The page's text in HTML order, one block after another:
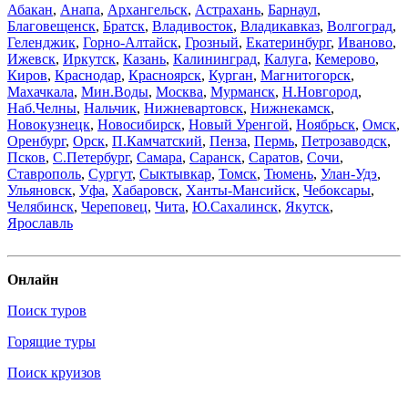
Абакан, Анапа, Архангельск, Астрахань, Барнаул,
Благовещенск, Братск, Владивосток, Владикавказ, Волгоград,
Геленджик, Горно-Алтайск, Грозный, Екатеринбург, Иваново,
Ижевск, Иркутск, Казань, Калининград, Калуга, Кемерово,
Киров, Краснодар, Красноярск, Курган, Магнитогорск,
Махачкала, Мин.Воды, Москва, Мурманск, Н.Новгород,
Наб.Челны, Нальчик, Нижневартовск, Нижнекамск,
Новокузнецк, Новосибирск, Новый Уренгой, Ноябрьск, Омск,
Оренбург, Орск, П.Камчатский, Пенза, Пермь, Петрозаводск,
Псков, С.Петербург, Самара, Саранск, Саратов, Сочи,
Ставрополь, Сургут, Сыктывкар, Томск, Тюмень, Улан-Удэ,
Ульяновск, Уфа, Хабаровск, Ханты-Мансийск, Чебоксары,
Челябинск, Череповец, Чита, Ю.Сахалинск, Якутск,
Ярославль
Онлайн
Поиск туров
Горящие туры
Поиск круизов